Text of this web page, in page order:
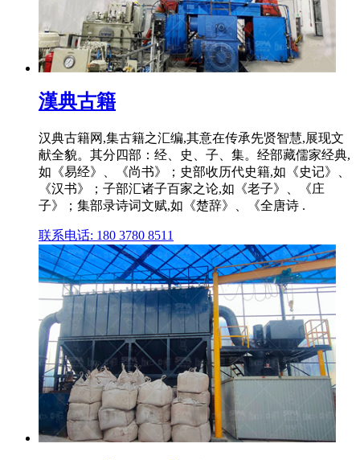
漢典古籍
汉典古籍网,集古籍之汇编,其意在传承先贤智慧,展现文
献全貌。其分四部：经、史、子、集。经部藏儒家经典,
如《易经》、《尚书》；史部收历代史籍,如《史记》、
《汉书》；子部汇诸子百家之论,如《老子》、《庄
子》；集部录诗词文赋,如《楚辞》、《全唐诗 .
联系电话: 180 3780 8511